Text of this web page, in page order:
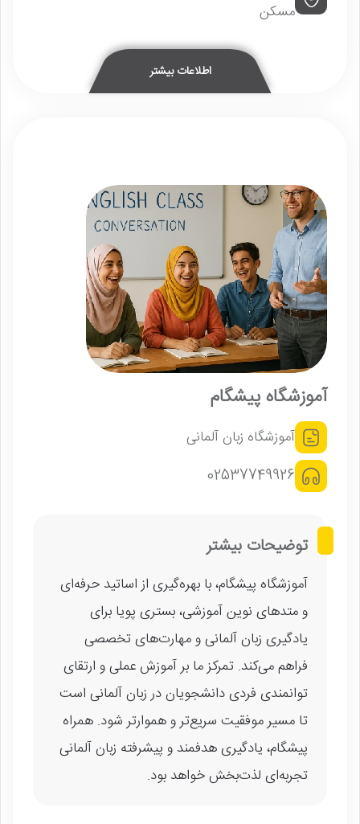
مسکن
اطلاعات بیشتر
آموزشگاه پیشگام
آموزشگاه زبان آلمانی
02537749926
توضیحات بیشتر
آموزشگاه پیشگام، با بهره‌گیری از اساتید حرفه‌ای
و متدهای نوین آموزشی، بستری پویا برای
یادگیری زبان آلمانی و مهارت‌های تخصصی
فراهم می‌کند. تمرکز ما بر آموزش عملی و ارتقای
توانمندی فردی دانشجویان در زبان آلمانی است
تا مسیر موفقیت سریع‌تر و هموارتر شود. همراه
پیشگام، یادگیری هدفمند و پیشرفته زبان آلمانی
تجربه‌ای لذت‌بخش خواهد بود.